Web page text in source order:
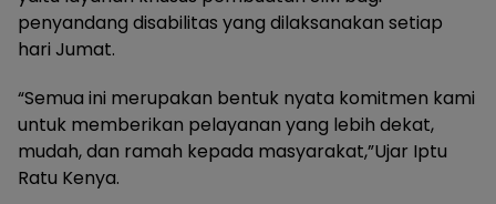
penyandang disabilitas yang dilaksanakan setiap
hari Jumat.
“Semua ini merupakan bentuk nyata komitmen kami
untuk memberikan pelayanan yang lebih dekat,
mudah, dan ramah kepada masyarakat,”Ujar Iptu
Ratu Kenya.